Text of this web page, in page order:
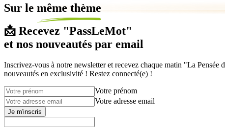
Sur le même thème
📩 Recevez "PassLeMot"
et nos nouveautés par email
Inscrivez-vous à notre newsletter et recevez chaque matin "La
nouveautés en exclusivité ! Restez connecté(e) !
Votre prénom
Votre adresse email
Je m'inscris